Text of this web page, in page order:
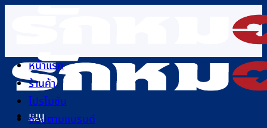
เนื้อหา
เมนู
หน้าแรก
ร้านค้า
โปรโมชัน
ช้อปตามแบรนด์